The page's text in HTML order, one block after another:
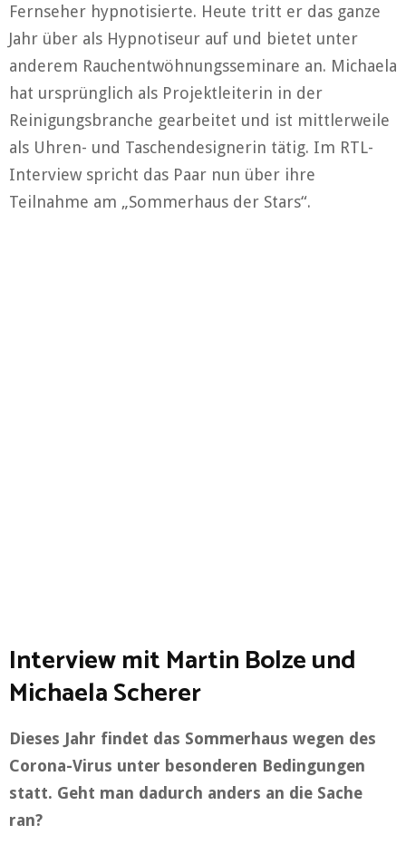
Fernseher hypnotisierte. Heute tritt er das ganze
Jahr über als Hypnotiseur auf und bietet unter
anderem Rauchentwöhnungsseminare an. Michaela
hat ursprünglich als Projektleiterin in der
Reinigungsbranche gearbeitet und ist mittlerweile
als Uhren- und Taschendesignerin tätig. Im RTL-
Interview spricht das Paar nun über ihre
Teilnahme am „Sommerhaus der Stars“.
Interview mit Martin Bolze und
Michaela Scherer
Dieses Jahr findet das Sommerhaus wegen des
Corona-Virus unter besonderen Bedingungen
statt. Geht man dadurch anders an die Sache
ran?